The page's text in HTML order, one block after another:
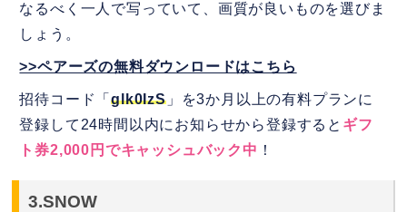
なるべく一人で写っていて、画質が良いものを選びま
しょう。
>>ペアーズの無料ダウンロードはこちら
招待コード「glk0IzS」を3か月以上の有料プランに
登録して24時間以内にお知らせから登録すると ギフ
ト券2,000円でキャッシュバック中 ！
3.SNOW